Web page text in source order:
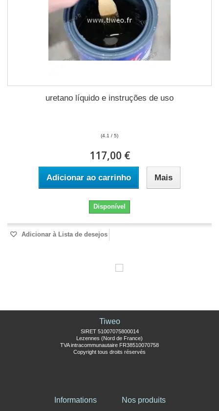
uretano líquido e instruções de uso
(4.1 / 5)
117,00 €
Adicionar ao carrinho Mais
Disponível
Adicionar à Lista de desejos
Tiweo
SIRET 51007075800014
Lezennes (Nord de France)
TVA intracommunautaire FR38510070758
Copyright tous droits réservés
Informations Nos produits